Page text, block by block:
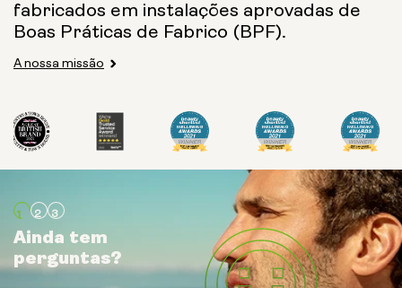
fabricados em instalações aprovadas de
Boas Práticas de Fabrico (BPF).
A nossa missão
Ainda tem
perguntas?
Ainda tem
perguntas?
Ainda tem
perguntas?